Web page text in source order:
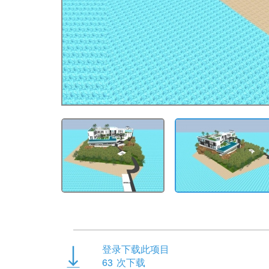
登录下载此项目
63 次下载